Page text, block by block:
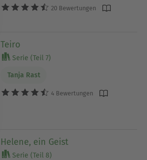
20 Bewertungen
Teiro
Serie (Teil 7)
Tanja Rast
4 Bewertungen
Helene, ein Geist
Serie (Teil 8)